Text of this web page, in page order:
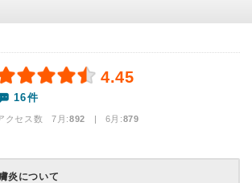
4.45
16件
クセス数 7月:892 | 6月:879
炎について